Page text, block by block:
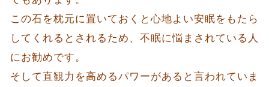
この石を枕元に置いておくと心地よい安眠をもたら
してくれるとされるため、不眠に悩まされている人
にお勧めです。
そして直観力を高めるパワーがあると言われていま